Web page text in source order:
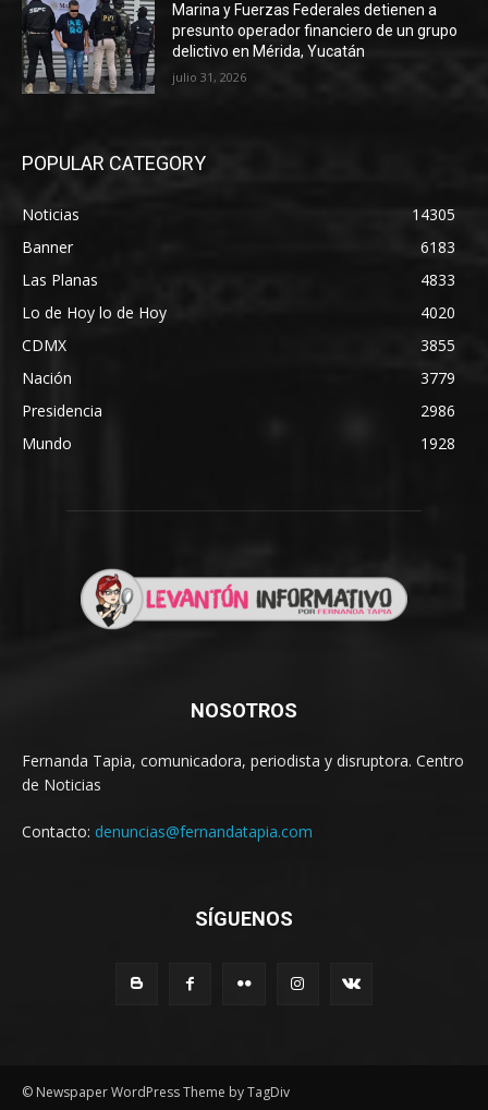
Marina y Fuerzas Federales detienen a
presunto operador financiero de un grupo
delictivo en Mérida, Yucatán
julio 31, 2026
POPULAR CATEGORY
Noticias
14305
Banner
6183
Las Planas
4833
Lo de Hoy lo de Hoy
4020
CDMX
3855
Nación
3779
Presidencia
2986
Mundo
1928
NOSOTROS
Fernanda Tapia, comunicadora, periodista y disruptora. Centro
de Noticias
Contacto: denuncias@fernandatapia.com
SÍGUENOS
© Newspaper WordPress Theme by TagDiv